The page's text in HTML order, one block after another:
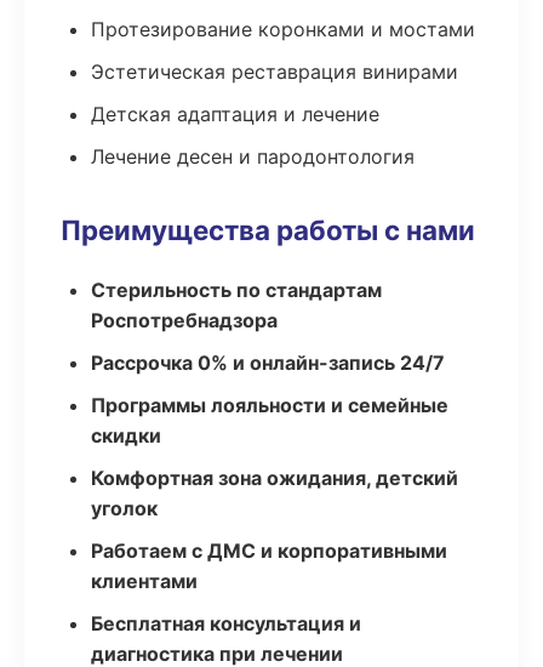
Протезирование коронками и мостами
Эстетическая реставрация винирами
Детская адаптация и лечение
Лечение десен и пародонтология
Преимущества работы с нами
Стерильность по стандартам
Роспотребнадзора
Рассрочка 0% и онлайн-запись 24/7
Программы лояльности и семейные
скидки
Комфортная зона ожидания, детский
уголок
Работаем с ДМС и корпоративными
клиентами
Бесплатная консультация и
диагностика при лечении